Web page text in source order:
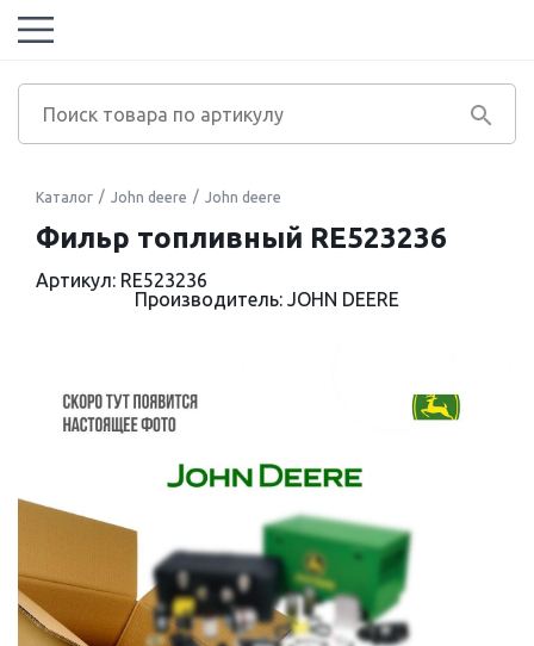
Каталог John deere John deere
Фильр топливный RE523236
Артикул: RE523236
Производитель: JOHN DEERE